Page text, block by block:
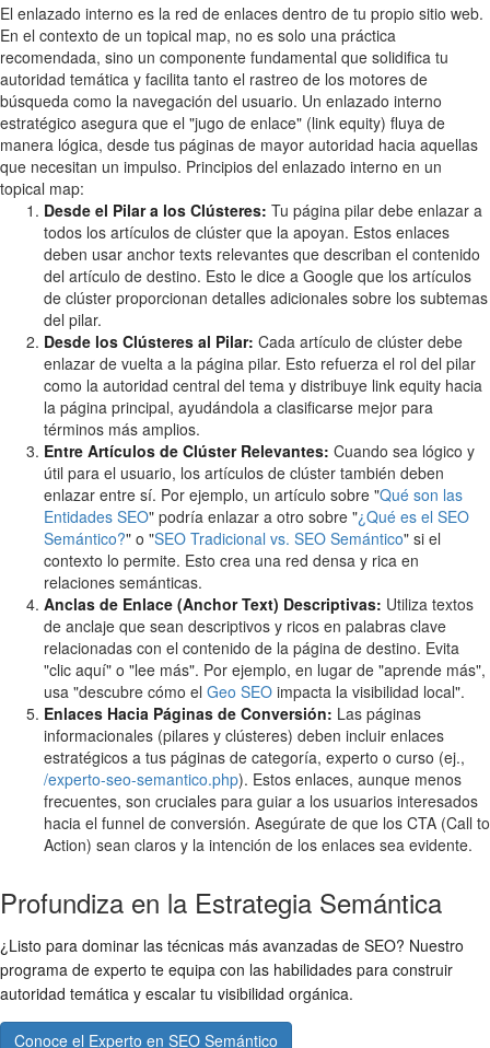
El enlazado interno es la red de enlaces dentro de tu propio sitio web.
En el contexto de un topical map, no es solo una práctica
recomendada, sino un componente fundamental que solidifica tu
autoridad temática y facilita tanto el rastreo de los motores de
búsqueda como la navegación del usuario. Un enlazado interno
estratégico asegura que el "jugo de enlace" (link equity) fluya de
manera lógica, desde tus páginas de mayor autoridad hacia aquellas
que necesitan un impulso. Principios del enlazado interno en un
topical map:
Desde el Pilar a los Clústeres: Tu página pilar debe enlazar a
todos los artículos de clúster que la apoyan. Estos enlaces
deben usar anchor texts relevantes que describan el contenido
del artículo de destino. Esto le dice a Google que los artículos
de clúster proporcionan detalles adicionales sobre los subtemas
del pilar.
Desde los Clústeres al Pilar: Cada artículo de clúster debe
enlazar de vuelta a la página pilar. Esto refuerza el rol del pilar
como la autoridad central del tema y distribuye link equity hacia
la página principal, ayudándola a clasificarse mejor para
términos más amplios.
Entre Artículos de Clúster Relevantes: Cuando sea lógico y
útil para el usuario, los artículos de clúster también deben
enlazar entre sí. Por ejemplo, un artículo sobre "Qué son las
Entidades SEO" podría enlazar a otro sobre "¿Qué es el SEO
Semántico?" o "SEO Tradicional vs. SEO Semántico" si el
contexto lo permite. Esto crea una red densa y rica en
relaciones semánticas.
Anclas de Enlace (Anchor Text) Descriptivas: Utiliza textos
de anclaje que sean descriptivos y ricos en palabras clave
relacionadas con el contenido de la página de destino. Evita
"clic aquí" o "lee más". Por ejemplo, en lugar de "aprende más",
usa "descubre cómo el Geo SEO impacta la visibilidad local".
Enlaces Hacia Páginas de Conversión: Las páginas
informacionales (pilares y clústeres) deben incluir enlaces
estratégicos a tus páginas de categoría, experto o curso (ej.,
/experto-seo-semantico.php). Estos enlaces, aunque menos
frecuentes, son cruciales para guiar a los usuarios interesados
hacia el funnel de conversión. Asegúrate de que los CTA (Call to
Action) sean claros y la intención de los enlaces sea evidente.
Profundiza en la Estrategia Semántica
¿Listo para dominar las técnicas más avanzadas de SEO? Nuestro
programa de experto te equipa con las habilidades para construir
autoridad temática y escalar tu visibilidad orgánica.
Conoce el Experto en SEO Semántico